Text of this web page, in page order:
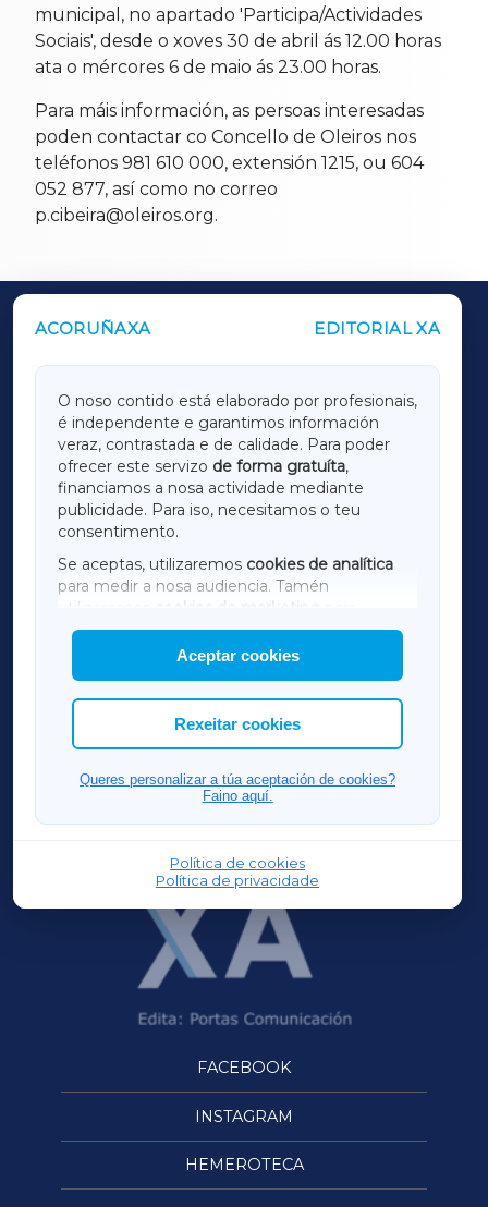
municipal, no apartado 'Participa/Actividades
Sociais', desde o xoves 30 de abril ás 12.00 horas
ata o mércores 6 de maio ás 23.00 horas.
Para máis información, as persoas interesadas
poden contactar co Concello de Oleiros nos
teléfonos 981 610 000, extensión 1215, ou 604
052 877, así como no correo
p.cibeira@oleiros.org.
ACORUÑAXA EDITORIAL XA
O noso contido está elaborado por profesionais,
é independente e garantimos información
veraz, contrastada e de calidade. Para poder
ofrecer este servizo de forma gratuíta,
financiamos a nosa actividade mediante
publicidade. Para iso, necesitamos o teu
consentimento.
Se aceptas, utilizaremos cookies de analítica
para medir a nosa audiencia. Tamén
utilizaremos
cookies de marketing
mostrar publicidade de terceiros.
Así mesmo, podes personalizar a elección das
cookies que desexas permitir.
Aceptar cookies
Rexeitar cookies
Queres personalizar a túa aceptación de cookies?
Faino aquí.
Política de cookies
Política de privacidade
OUTROS PERIÓDICOS
LUGOXA
TERRACHAXA
AMARIÑAXA
RIBEIRASACRAXA
ACORUÑAXA
FERROLXA
OURENSEXA
FACEBOOK
INSTAGRAM
HEMEROTECA